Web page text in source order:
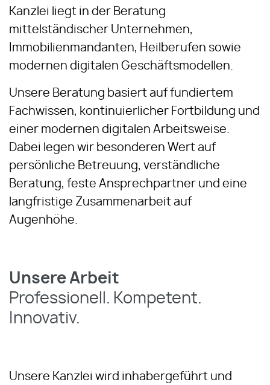
Kanzlei liegt in der Beratung
mittelständischer Unternehmen,
Immobilienmandanten, Heilberufen sowie
modernen digitalen Geschäftsmodellen.
Unsere Beratung basiert auf fundiertem
Fachwissen, kontinuierlicher Fortbildung und
einer modernen digitalen Arbeitsweise.
Dabei legen wir besonderen Wert auf
persönliche Betreuung, verständliche
Beratung, feste Ansprechpartner und eine
langfristige Zusammenarbeit auf
Augenhöhe.
Unsere Arbeit
Professionell. Kompetent.
Innovativ.
Unsere Kanzlei wird inhabergeführt und